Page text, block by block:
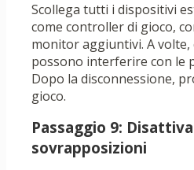
Scollega tutti i dispositivi
come controller di gioco,
monitor aggiuntivi. A
possono interferire con le
Dopo la disconnessione,
gioco.
Passaggio 9:
sovrapposizioni